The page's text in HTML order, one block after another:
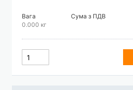
Вага
0.000 кг
Сума з ПДВ